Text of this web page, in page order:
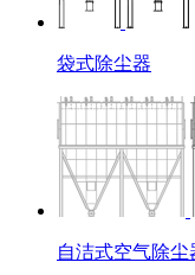
袋式除尘器
自洁式空气除尘